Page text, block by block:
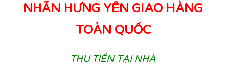
NHÃN HƯNG YÊN GIAO HÀNG
TOÀN QUỐC
THU TIỀN TẠI NHÀ